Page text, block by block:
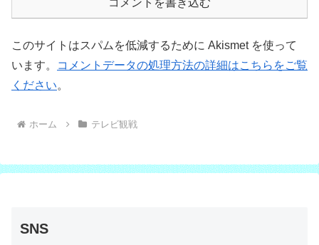
このサイトはスパムを低減するために Akismet を使って
います。
コメントデータの処理方法の詳細はこちらをご覧
ください。
ホーム テレビ観戦
SNS